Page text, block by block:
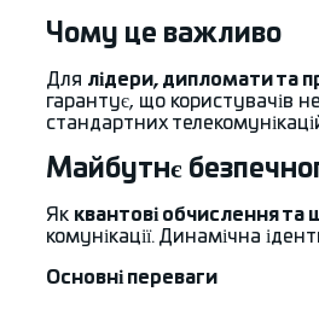
Чому це важливо
Для лідери, дипломати та
гарантує, що користувачів
стандартних
Майбутнє
Як квантові обчислення та
комунікації. Динамічна
Основні переваги